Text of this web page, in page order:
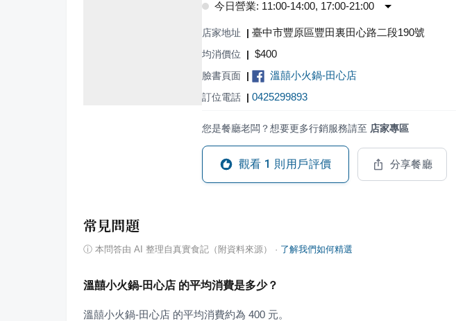
今日營業: 11:00-14:00, 17:00-21:00
店家地址 | 臺中市豐原區豐田裏田心路二段190號
均消價位 | $400
臉書頁面 | 溫囍小火鍋-田心店
訂位電話 | 0425299893
您是餐廳老闆？想要更多行銷服務請至 店家專區
觀看 1 則用戶評價 分享餐廳
常見問題
ⓘ 本問答由 AI 整理自真實食記（附資料來源） · 了解我們如何精選
溫囍小火鍋-田心店 的平均消費是多少？
溫囍小火鍋-田心店 的平均消費約為 400 元。